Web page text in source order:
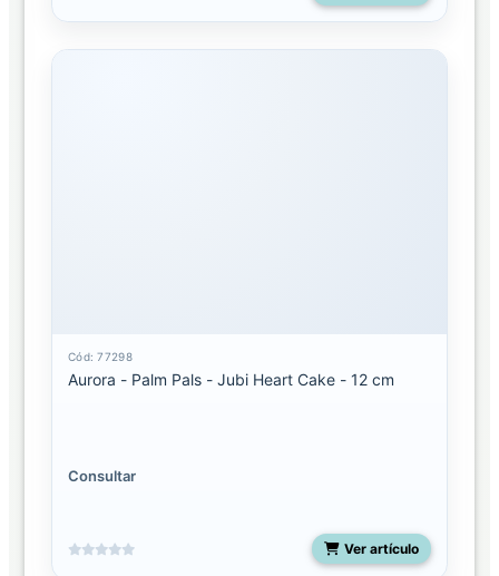
Cód: 77298
Aurora - Palm Pals - Jubi Heart Cake - 12 cm
Consultar
Ver artículo